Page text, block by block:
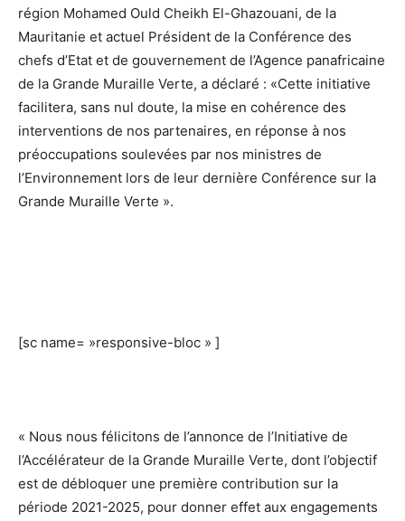
région Mohamed Ould Cheikh El-Ghazouani, de la
Mauritanie et actuel Président de la Conférence des
chefs d’Etat et de gouvernement de l’Agence panafricaine
de la Grande Muraille Verte, a déclaré : «Cette initiative
facilitera, sans nul doute, la mise en cohérence des
interventions de nos partenaires, en réponse à nos
préoccupations soulevées par nos ministres de
l’Environnement lors de leur dernière Conférence sur la
Grande Muraille Verte ».
[sc name= »responsive-bloc » ]
« Nous nous félicitons de l’annonce de l’Initiative de
l’Accélérateur de la Grande Muraille Verte, dont l’objectif
est de débloquer une première contribution sur la
période 2021-2025, pour donner effet aux engagements